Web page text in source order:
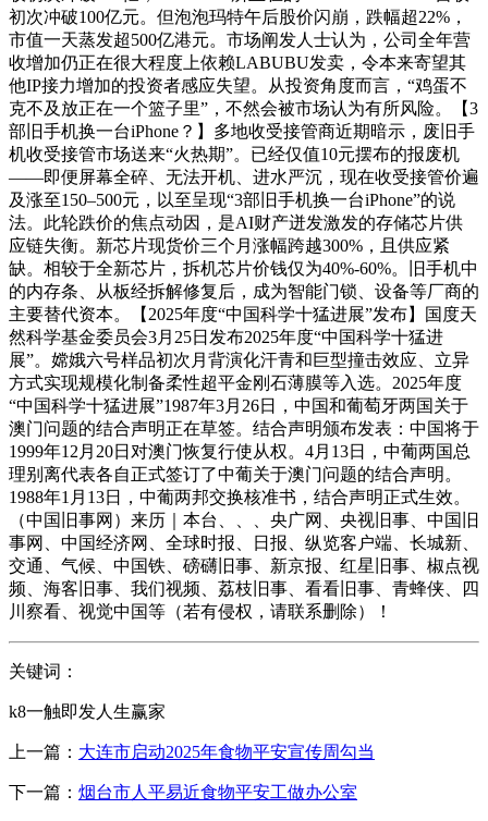
初次冲破100亿元。但泡泡玛特午后股价闪崩，跌幅超22%，
市值一天蒸发超500亿港元。市场阐发人士认为，公司全年营
收增加仍正在很大程度上依赖LABUBU发卖，令本来寄望其
他IP接力增加的投资者感应失望。从投资角度而言，“鸡蛋不
克不及放正在一个篮子里”，不然会被市场认为有所风险。【3
部旧手机换一台iPhone？】多地收受接管商近期暗示，废旧手
机收受接管市场送来“火热期”。已经仅值10元摆布的报废机
——即便屏幕全碎、无法开机、进水严沉，现在收受接管价遍
及涨至150–500元，以至呈现“3部旧手机换一台iPhone”的说
法。此轮跌价的焦点动因，是AI财产迸发激发的存储芯片供
应链失衡。新芯片现货价三个月涨幅跨越300%，且供应紧
缺。相较于全新芯片，拆机芯片价钱仅为40%-60%。旧手机中
的内存条、从板经拆解修复后，成为智能门锁、设备等厂商的
主要替代资本。【2025年度“中国科学十猛进展”发布】国度天
然科学基金委员会3月25日发布2025年度“中国科学十猛进
展”。嫦娥六号样品初次月背演化汗青和巨型撞击效应、立异
方式实现规模化制备柔性超平金刚石薄膜等入选。2025年度
“中国科学十猛进展”1987年3月26日，中国和葡萄牙两国关于
澳门问题的结合声明正在草签。结合声明颁布发表：中国将于
1999年12月20日对澳门恢复行使从权。4月13日，中葡两国总
理别离代表各自正式签订了中葡关于澳门问题的结合声明。
1988年1月13日，中葡两邦交换核准书，结合声明正式生效。
（中国旧事网）来历｜本台、、、央广网、央视旧事、中国旧
事网、中国经济网、全球时报、日报、纵览客户端、长城新、
交通、气候、中国铁、磅礴旧事、新京报、红星旧事、椒点视
频、海客旧事、我们视频、荔枝旧事、看看旧事、青蜂侠、四
川察看、视觉中国等（若有侵权，请联系删除）！
关键词：
k8一触即发人生赢家
上一篇： 大连市启动2025年食物平安宣传周勾当
下一篇： 烟台市人平易近食物平安工做办公室